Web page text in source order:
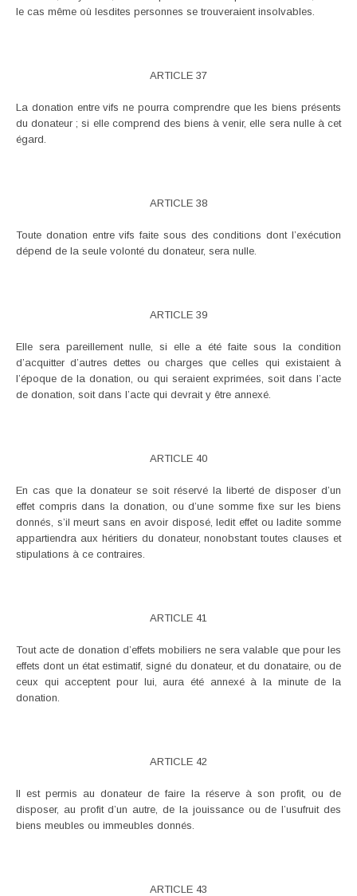
le cas même où lesdites personnes se trouveraient insolvables.
ARTICLE 37
La donation entre vifs ne pourra comprendre que les biens présents
du donateur ; si elle comprend des biens à venir, elle sera nulle à cet
égard.
ARTICLE 38
Toute donation entre vifs faite sous des conditions dont l’exécution
dépend de la seule volonté du donateur, sera nulle.
ARTICLE 39
Elle sera pareillement nulle, si elle a été faite sous la condition
d’acquitter d’autres dettes ou charges que celles qui existaient à
l’époque de la donation, ou qui seraient exprimées, soit dans l’acte
de donation, soit dans l’acte qui devrait y être annexé.
ARTICLE 40
En cas que la donateur se soit réservé la liberté de disposer d’un
effet compris dans la donation, ou d’une somme fixe sur les biens
donnés, s’il meurt sans en avoir disposé, ledit effet ou ladite somme
appartiendra aux héritiers du donateur, nonobstant toutes clauses et
stipulations à ce contraires.
ARTICLE 41
Tout acte de donation d’effets mobiliers ne sera valable que pour les
effets dont un état estimatif, signé du donateur, et du donataire, ou de
ceux qui acceptent pour lui, aura été annexé à la minute de la
donation.
ARTICLE 42
Il est permis au donateur de faire la réserve à son profit, ou de
disposer, au profit d’un autre, de la jouissance ou de l’usufruit des
biens meubles ou immeubles donnés.
ARTICLE 43